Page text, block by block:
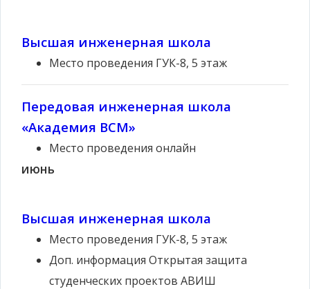
Высшая инженерная школа
Место проведения ГУК-8, 5 этаж
Передовая инженерная школа
«Академия ВСМ»
Место проведения онлайн
июнь
Высшая инженерная школа
Место проведения ГУК-8, 5 этаж
Доп. информация Открытая защита
студенческих проектов АВИШ